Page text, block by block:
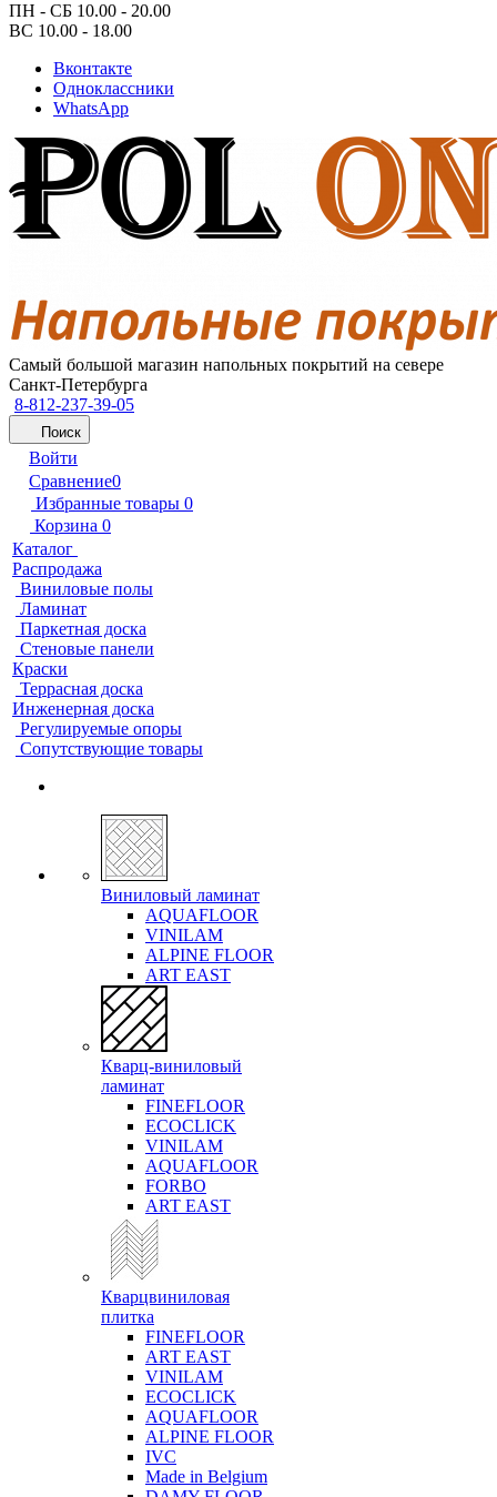
ПН - СБ 10.00 - 20.00
ВС 10.00 - 18.00
Вконтакте
Одноклассники
WhatsApp
Самый большой магазин напольных покрытий на севере
Санкт-Петербурга
8-812-237-39-05
Поиск
Войти
Сравнение0
Избранные товары 0
Корзина 0
Каталог
Распродажа
Виниловые полы
Ламинат
Паркетная доска
Стеновые панели
Краски
Террасная доска
Инженерная доска
Регулируемые опоры
Сопутствующие товары
Виниловый ламинат
AQUAFLOOR
VINILAM
ALPINE FLOOR
ART EAST
Кварц-виниловый
ламинат
FINEFLOOR
ECOCLICK
VINILAM
AQUAFLOOR
FORBO
ART EAST
Кварцвиниловая
плитка
FINEFLOOR
ART EAST
VINILAM
ECOCLICK
AQUAFLOOR
ALPINE FLOOR
IVC
Made in Belgium